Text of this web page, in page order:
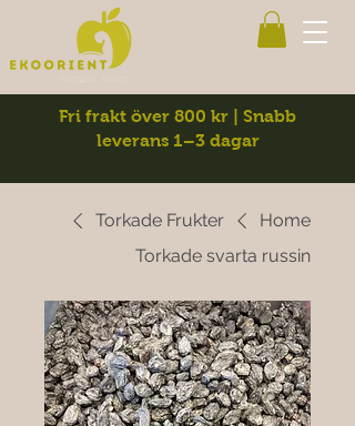
Fri frakt över 800 kr | Snabb
leverans 1–3 dagar
Home
Torkade Frukter
Torkade svarta russin